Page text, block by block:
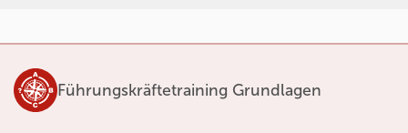
Führungskräftetraining Grundlagen